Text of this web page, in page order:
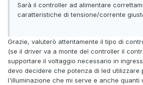
Sarà il controller ad alimentare
caratteristiche di tensione/corrente
Grazie, valuterò attentamente il tipo di
(se il driver va a monte del controller il
supportare il voltaggio necessario in
devo decidere che potenza di led utilizzare
l'illuminazione che mi serve e anche quanti